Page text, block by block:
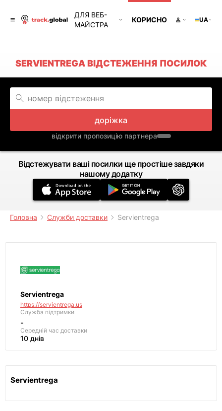
ДЛЯ ВЕБ-
МАЙСТРА
КОРИСНО UA
SERVIENTREGA ВІДСТЕЖЕННЯ ПОСИЛОК
доріжка
відкрити пропозицію партнера
Відстежувати ваші посилки ще простіше завдяки
нашому додатку
Головна Служби доставки Servientrega
Servientrega
https://servientrega.us
Служба підтримки
-
Середній час доставки
10 днів
Servientrega